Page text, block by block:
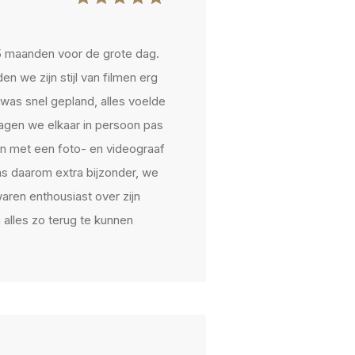
voor de grote dag.
we zijn stijl van filmen erg
snel gepland, alles voelde
we elkaar in persoon pas
met een foto- en videograaf
daarom extra bijzonder, we
enthousiast over zijn
zo terug te kunnen